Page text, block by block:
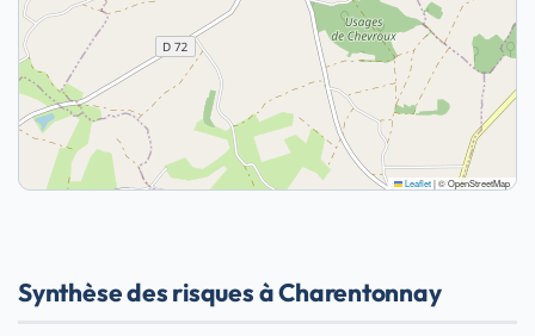
Leaflet|© OpenStreetMap
Synthèse des risques à Charentonnay